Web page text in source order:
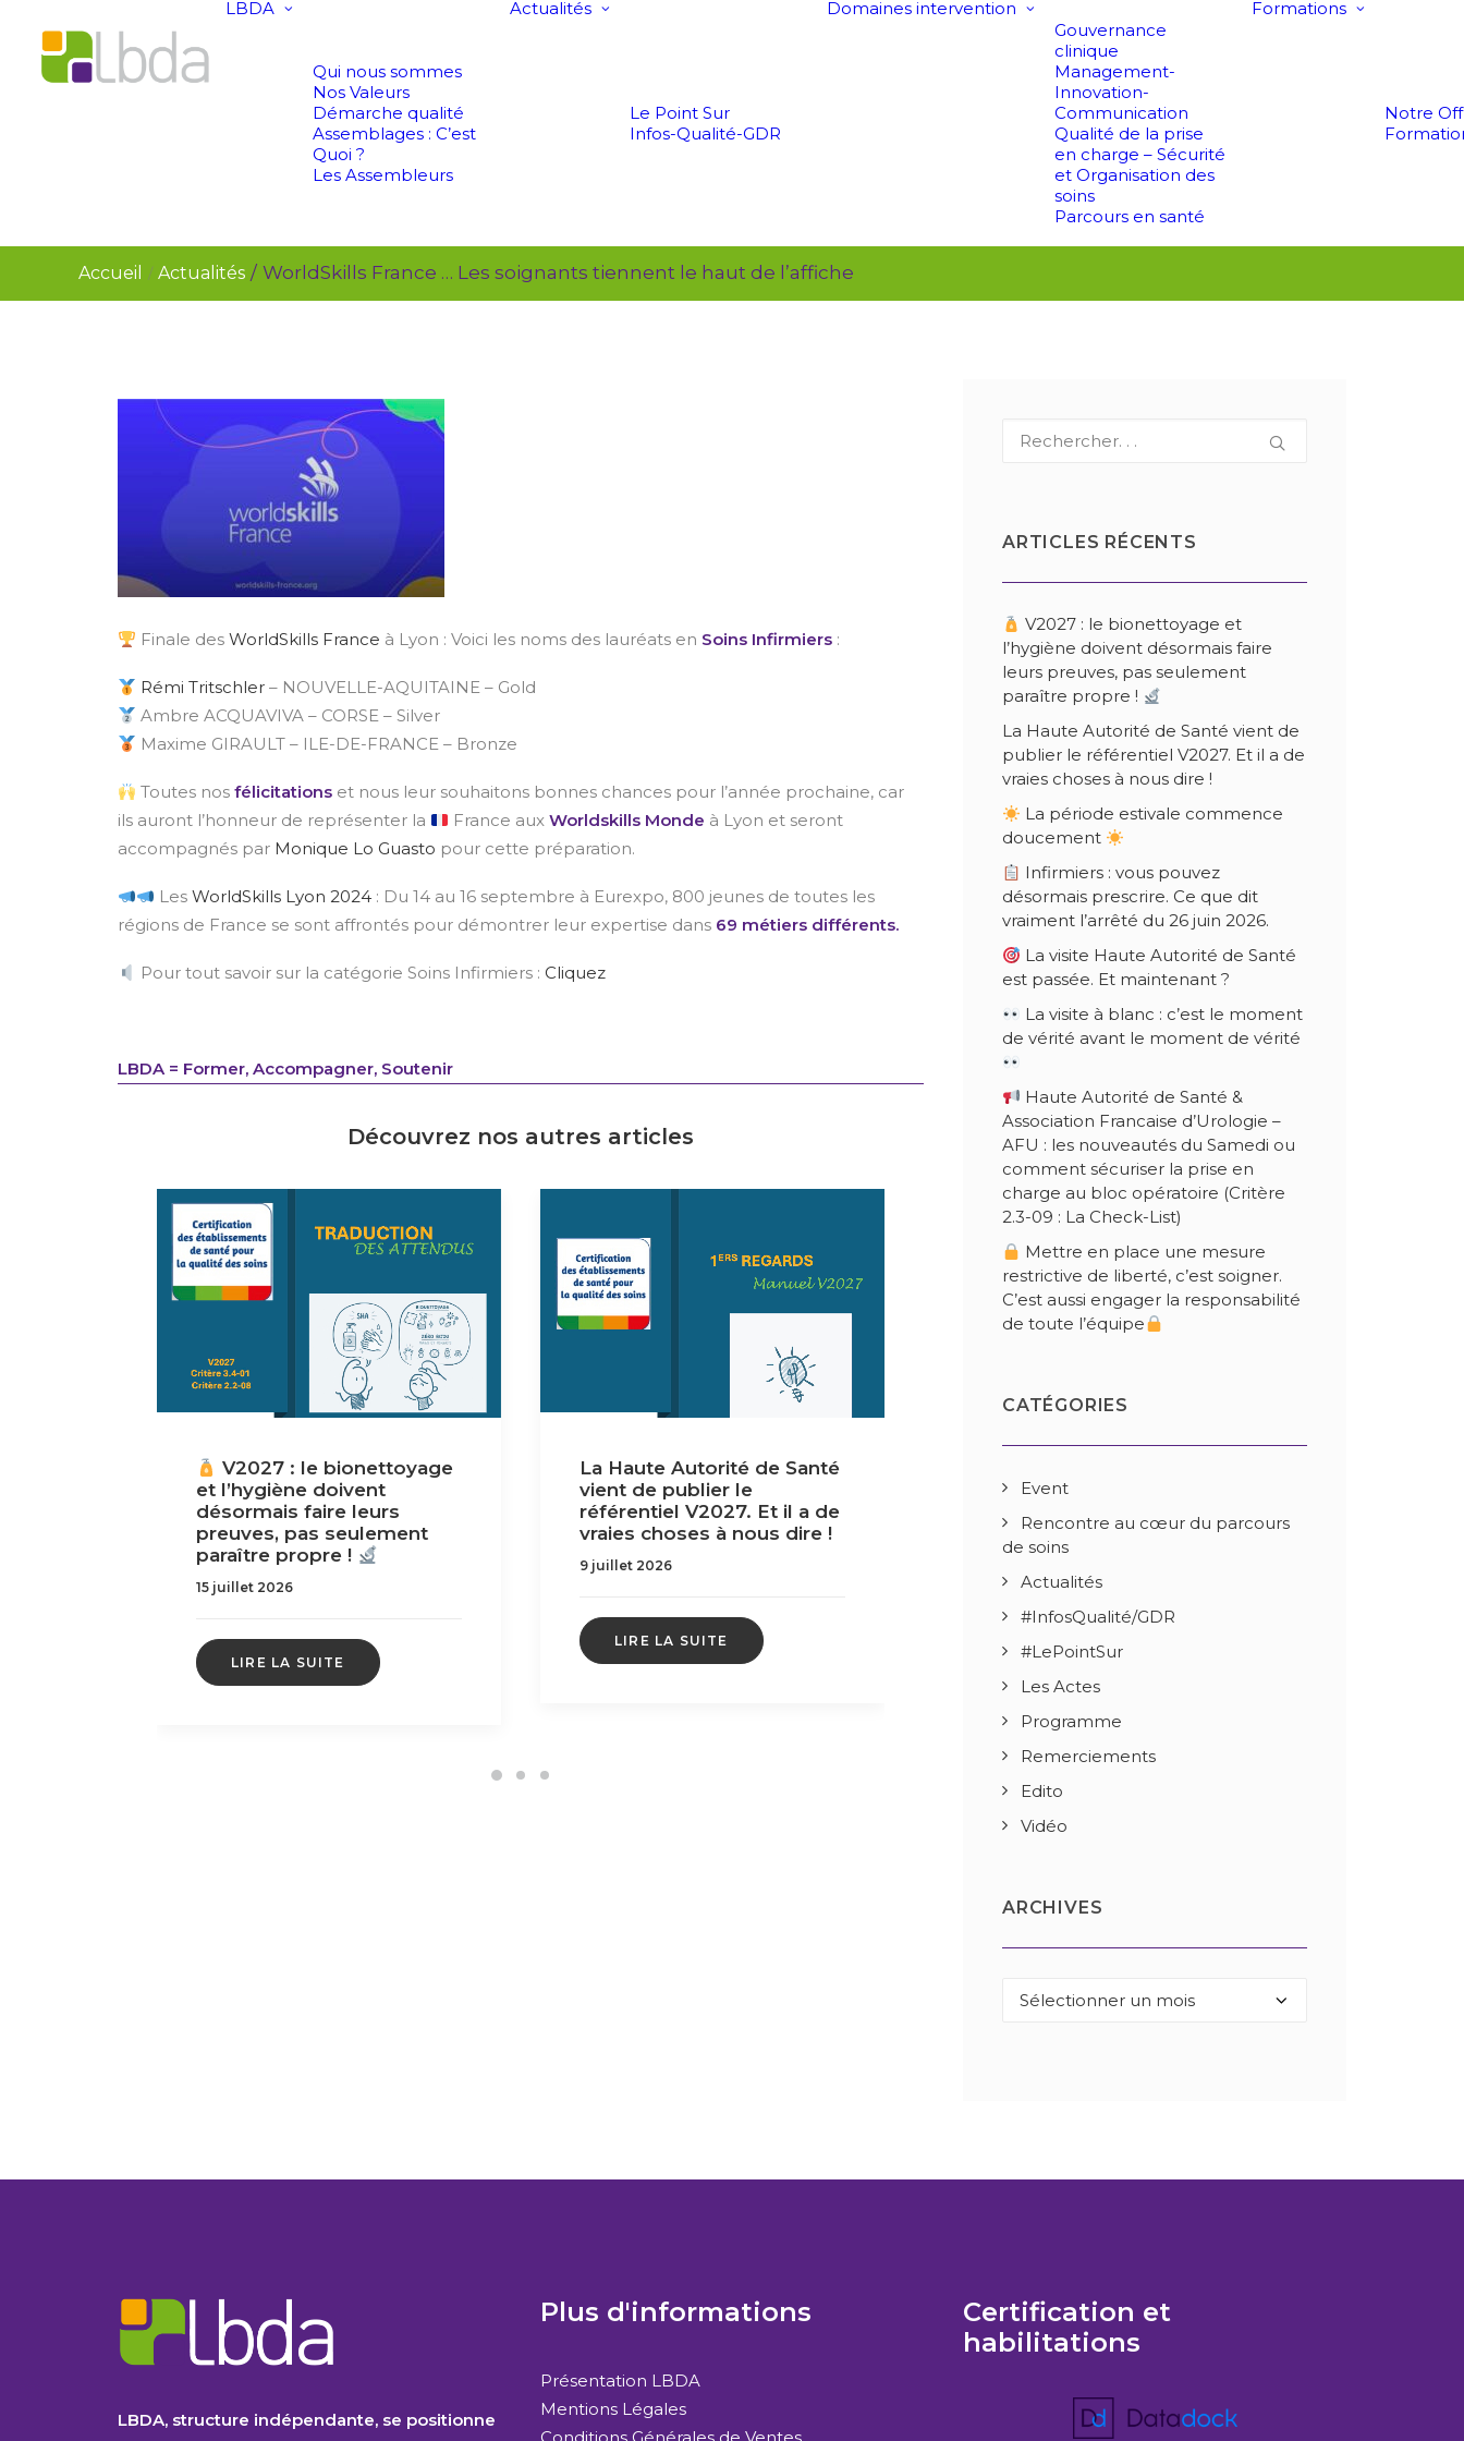
LBDA
Qui nous sommes
Nos Valeurs
Démarche qualité
Assemblages : C’est
Quoi ?
Les Assembleurs
Actualités
Le Point Sur
Infos-Qualité-GDR
Domaines intervention
Gouvernance
clinique
Management-
Innovation-
Communication
Qualité de la prise
en charge – Sécurité
et Organisation des
soins
Parcours en santé
Formations
Notre
Accueil Actualités WorldSkills France … Les soignants tiennent le haut de l’affiche
Finale desWorldSkills France à Lyon : Voici les noms des lauréats en Soins Infirmiers :
Rémi Tritschler – NOUVELLE-AQUITAINE – Gold
Ambre ACQUAVIVA – CORSE – Silver
Maxime GIRAULT – ILE-DE-FRANCE – Bronze
Toutes nosfélicitations et nous leur souhaitons bonnes chances pour l’année prochaine, car
ils auront l’honneur de représenter la
France auxWorldskills Monde à Lyon et seront
accompagnés par Monique Lo Guasto pour cette préparation.
LesWorldSkills Lyon 2024 : Du 14 au 16 septembre à Eurexpo, 800 jeunes de toutes les
régions de France se sont affrontés pour démontrer leur expertise dans 69 métiers différents.
Pour tout savoir sur la catégorie Soins Infirmiers : Cliquez
LBDA = Former, Accompagner, Soutenir
Découvrez nos autres articles
V2027 : le bionettoyage
et l’hygiène doivent
désormais faire leurs
preuves, pas seulement
paraître propre !
15 juillet 2026
LIRE LA SUITE
La Haute Autorité de Santé
vient de publier le
référentiel V2027. Et il a de
vraies choses à nous dire !
9 juillet 2026
LIRE LA SUITE
commence doucement
7 juillet 2026
ARTICLES RÉCENTS
V2027 : le bionettoyage et
l’hygiène doivent désormais faire
leurs preuves, pas seulement
paraître propre !
La Haute Autorité de Santé vient de
publier le référentiel V2027. Et il a de
vraies choses à nous dire !
La période estivale commence
doucement
Infirmiers : vous pouvez
désormais prescrire. Ce que dit
vraiment l’arrêté du 26 juin 2026.
La visite Haute Autorité de Santé
est passée. Et maintenant ?
La visite à blanc : c’est le moment
de vérité avant le moment de vérité
Haute Autorité de Santé &
Association Francaise d’Urologie –
AFU : les nouveautés du Samedi ou
comment sécuriser la prise en
charge au bloc opératoire (Critère
2.3-09 : La Check-List)
Mettre en place une mesure
restrictive de liberté, c’est soigner.
C’est aussi engager la responsabilité
de toute l’équipe
CATÉGORIES
Event
Rencontre au cœur du parcours
de soins
Actualités
#InfosQualité/GDR
#LePointSur
Les Actes
Programme
Remerciements
Edito
Vidéo
ARCHIVES
Archives
LBDA, structure indépendante, se positionne
Plus d'informations
Présentation LBDA
Mentions Légales
Certification et
habilitations